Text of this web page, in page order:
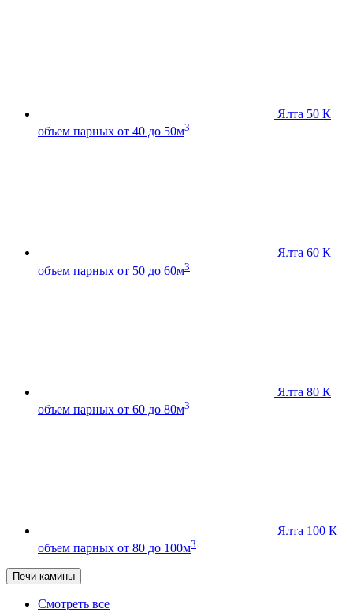
Ялта 50 К
объем парных от 40 до 50м3
Ялта 60 К
объем парных от 50 до 60м3
Ялта 80 К
объем парных от 60 до 80м3
Ялта 100 К
объем парных от 80 до 100м3
Печи-камины
Смотреть все